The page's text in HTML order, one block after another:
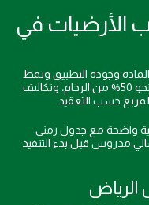
الأرضيات في
المادة وجودة التطبيق ونمط
التركيب. الأرصفة الفينيلية عادة أقل تكلفة بنحو 50% من الرخام، وتكاليف
واضحة مع جدول زمني
مدروس قبل بدء التنفيذ
الرياض